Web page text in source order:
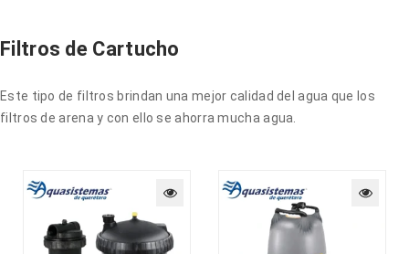
Filtros de Cartucho
Este tipo de filtros brindan una mejor calidad del agua que los
filtros de arena y con ello se ahorra mucha agua.